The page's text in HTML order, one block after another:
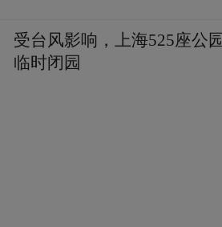
受台风影响，上海525座公园
临时闭园